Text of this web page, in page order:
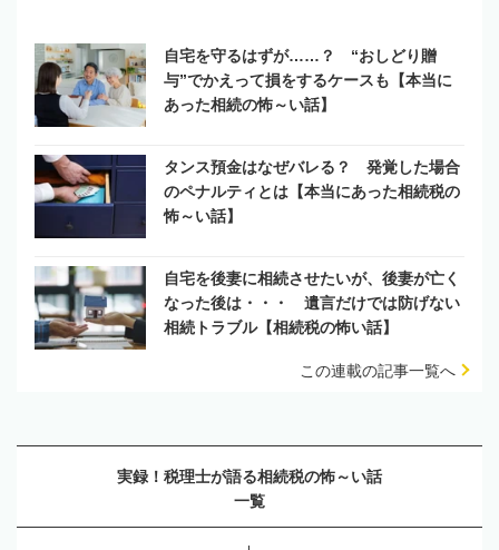
自宅を守るはずが……？ “おしどり贈
与”でかえって損をするケースも【本当に
あった相続の怖～い話】
タンス預金はなぜバレる？ 発覚した場合
のペナルティとは【本当にあった相続税の
怖～い話】
自宅を後妻に相続させたいが、後妻が亡く
なった後は・・・ 遺言だけでは防げない
相続トラブル【相続税の怖い話】
この連載の記事一覧へ
実録！税理士が語る相続税の怖～い話
一覧